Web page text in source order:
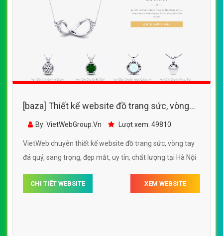
[baza] Thiết kế website đồ trang sức, vòng
tay đá quý, sang trọng, đẹp mắt
By: VietWebGroup.Vn Lượt xem: 49810
VietWeb chuyên thiết kế website đồ trang sức, vòng tay
đá quý, sang trọng, đẹp mắt, uy tín, chất lượng tại Hà Nội
CHI TIẾT WEBSITE XEM WEBSITE